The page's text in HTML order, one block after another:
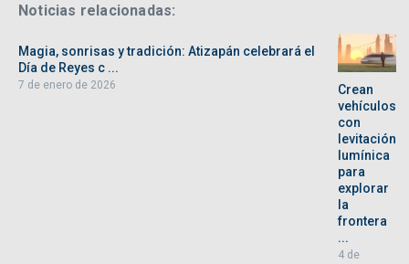
Noticias relacionadas:
Magia, sonrisas y tradición: Atizapán celebrará el
Día de Reyes c ...
7 de enero de 2026
Crean
vehículos
con
levitación
lumínica
para
explorar
la
frontera
...
4 de